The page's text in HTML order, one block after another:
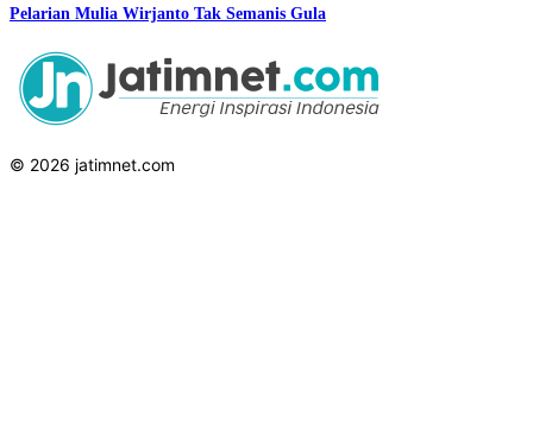
Pelarian Mulia Wirjanto Tak Semanis Gula
© 2026 jatimnet.com